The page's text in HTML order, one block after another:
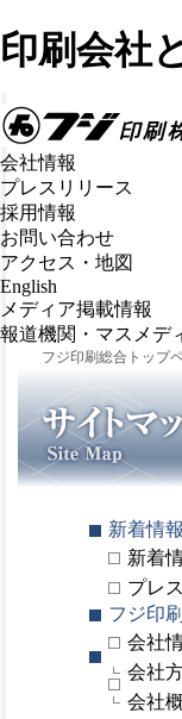
印刷会社
会社情報
プレスリリース
採用情報
お問い合わせ
アクセス・地図
English
メディア掲載情報
報道機関・マスメデ
フジ印刷総合トップ
新着情報
新着
プレ
フジ印
会社
会社
会社